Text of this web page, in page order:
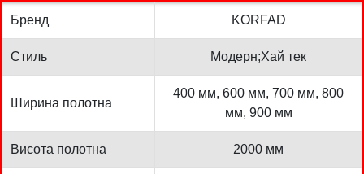
Бренд KORFAD
Стиль Модерн;Хай тек
Ширина полотна
400 мм, 600 мм, 700 мм, 800
мм, 900 мм
Висота полотна 2000 мм